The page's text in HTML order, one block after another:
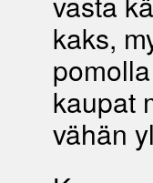
kaks,
kaupat
vähän